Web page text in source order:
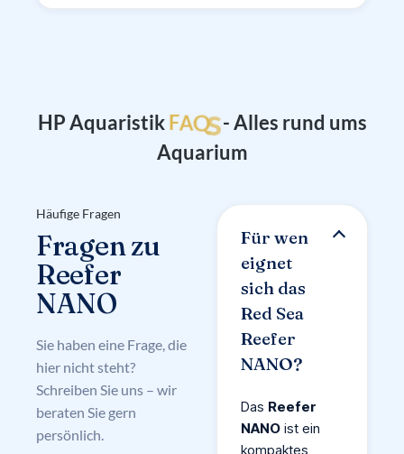
HP AquaristikFAQs- Alles rund ums
Aquarium
Häufige Fragen
Fragen zu
Reefer
NANO
Sie haben eine Frage, die
hier nicht steht?
Schreiben Sie uns – wir
beraten Sie gern
persönlich.
Für wen
eignet
sich das
Red Sea
Reefer
NANO?
Das Reefer
NANO ist ein
kompaktes